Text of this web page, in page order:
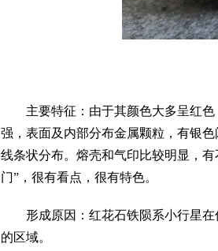
主要特征：由于其颜色大多呈红色
强，表面及内部分布金属颗粒，有银
线条状分布。熔壳和气印比较明显，
门”，很有看点，很有特色。
形成原因：红花石铁陨系小行星在
的区域。